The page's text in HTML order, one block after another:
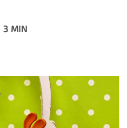
3 MIN